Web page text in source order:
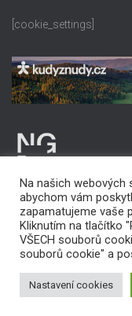
[cookie_settings]
Copyright ©
Na našich webových
abychom vám
zapamatujeme vaše
Kliknutím na tlačítko
VŠECH souborů
souborů cookie" a
Nastavení cookies